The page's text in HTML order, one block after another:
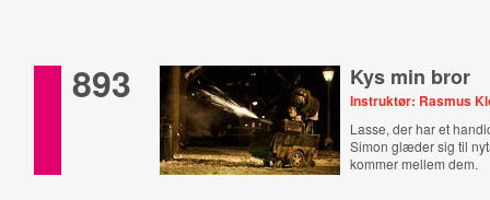
893 Kys min bror
Instruktør: Rasmus
Lasse, der har et
Simon glæder sig til
kommer mellem dem.